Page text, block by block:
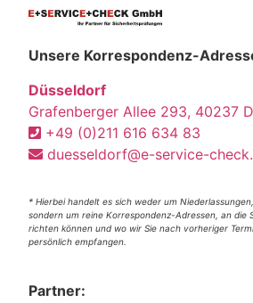
Unsere Korrespondenz-
Düsseldorf
Grafenberger Allee 293, 40237
+49 (0)211 616 634 83
duesseldorf@e-service-
* Hierbei handelt es sich weder um
sondern um reine Korrespondenz-Adressen, an die
richten können und wo wir Sie nach vorheriger
persönlich empfangen.
Partner: